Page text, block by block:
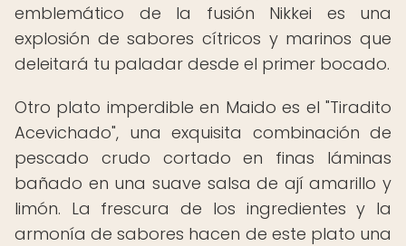
emblemático de la fusión Nikkei es una
explosión de sabores cítricos y marinos que
deleitará tu paladar desde el primer bocado.
Otro plato imperdible en Maido es el "Tiradito
Acevichado", una exquisita combinación de
pescado crudo cortado en finas láminas
bañado en una suave salsa de ají amarillo y
limón. La frescura de los ingredientes y la
armonía de sabores hacen de este plato una